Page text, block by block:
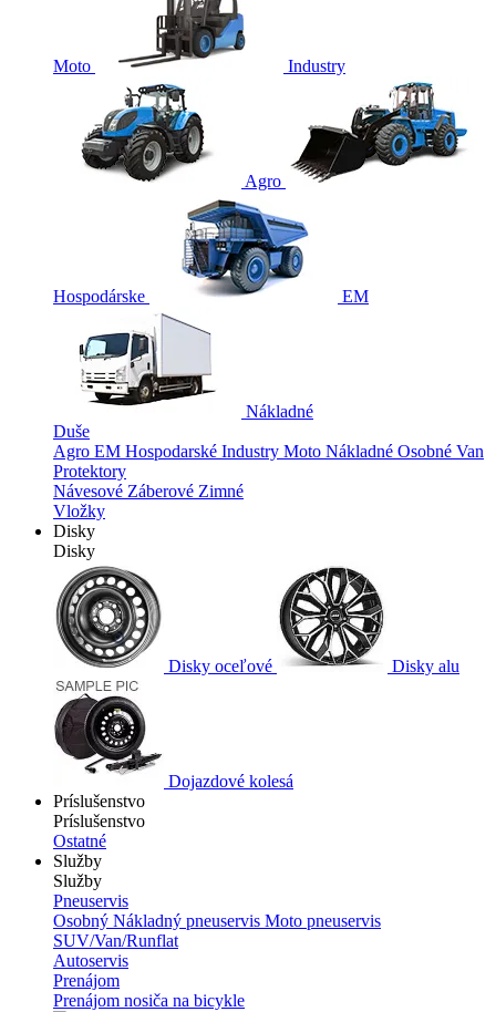
Moto Industry
Agro
Hospodárske EM
Nákladné
Duše
Agro EM Hospodarské Industry Moto Nákladné Osobné Van
Protektory
Návesové Záberové Zimné
Vložky
Disky
Disky
Disky oceľové Disky alu
Dojazdové kolesá
Príslušenstvo
Príslušenstvo
Ostatné
Služby
Služby
Pneuservis
Osobný Nákladný pneuservis Moto pneuservis
SUV/Van/Runflat
Autoservis
Prenájom
Prenájom nosiča na bicykle